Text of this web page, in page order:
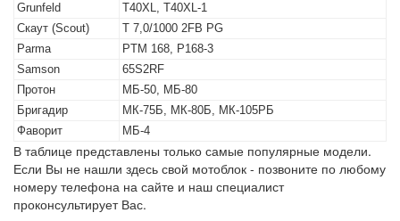
Grunfeld
T40XL, T40XL-1
Скаут (Scout)
T 7,0/1000 2FB PG
Parma
PTM 168, P168-3
Samson
65S2RF
Протон
МБ-50, МБ-80
Бригадир
МК-75Б, МК-80Б, МК-105РБ
Фаворит
МБ-4
В таблице представлены только самые популярные модели.
Если Вы не нашли здесь свой мотоблок - позвоните по любому
номеру телефона на сайте и наш специалист
проконсультирует Вас.